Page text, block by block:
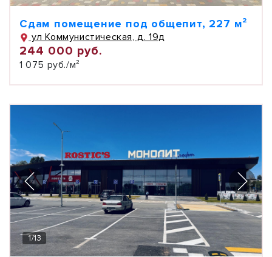
Сдам помещение под общепит, 227 м²
ул Коммунистическая, д. 19д
244 000 руб.
1 075 руб./м²
1/13